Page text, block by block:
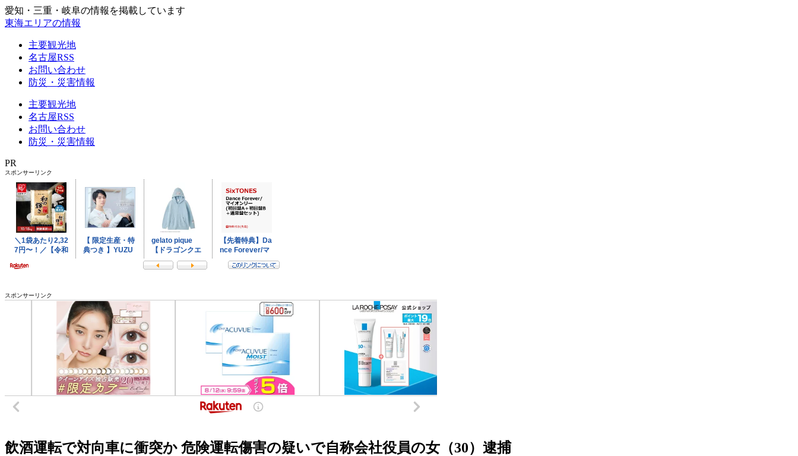
愛知・三重・岐阜の情報を掲載しています
東海エリアの情報
主要観光地
名古屋RSS
お問い合わせ
防災・災害情報
主要観光地
名古屋RSS
お問い合わせ
防災・災害情報
PR
スポンサーリンク
スポンサーリンク
飲酒運転で対向車に衝突か 危険運転傷害の疑いで自称会社役員の女（30）逮捕